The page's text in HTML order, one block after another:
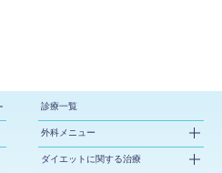
診療一覧
外科メニュー
ダイエットに関する治療